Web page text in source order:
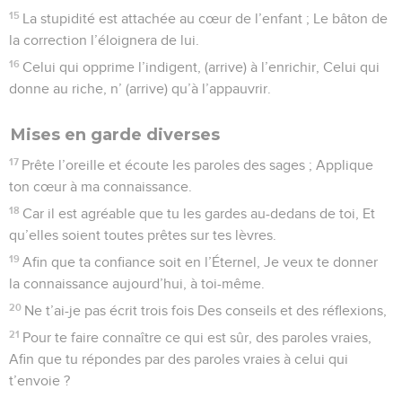
15 La stupidité est attachée au cœur de l’enfant ; Le bâton de
la correction l’éloignera de lui.
16 Celui qui opprime l’indigent, (arrive) à l’enrichir, Celui qui
donne au riche, n’ (arrive) qu’à l’appauvrir.
Mises en garde diverses
17 Prête l’oreille et écoute les paroles des sages ; Applique
ton cœur à ma connaissance.
18 Car il est agréable que tu les gardes au-dedans de toi, Et
qu’elles soient toutes prêtes sur tes lèvres.
19 Afin que ta confiance soit en l’Éternel, Je veux te donner
la connaissance aujourd’hui, à toi-même.
20 Ne t’ai-je pas écrit trois fois Des conseils et des réflexions,
21 Pour te faire connaître ce qui est sûr, des paroles vraies,
Afin que tu répondes par des paroles vraies à celui qui
t’envoie ?